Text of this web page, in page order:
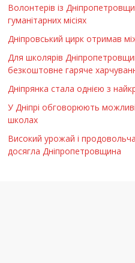
Волонтерів із
гуманітарних місіях
Дніпровський цирк отримав
Для школярів
безкоштовне гаряче
Дніпрянка стала однією з
У Дніпрі обговорюють
школах
Високий урожай і
досягла Дніпропетровщина